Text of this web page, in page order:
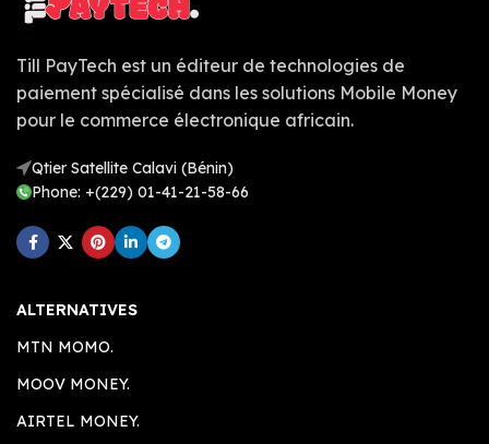
Till PayTech est un éditeur de technologies de
paiement spécialisé dans les solutions Mobile Money
pour le commerce électronique africain.
Qtier Satellite Calavi (Bénin)
Phone: +(229) 01-41-21-58-66
ALTERNATIVES
MTN MOMO.
MOOV MONEY.
AIRTEL MONEY.